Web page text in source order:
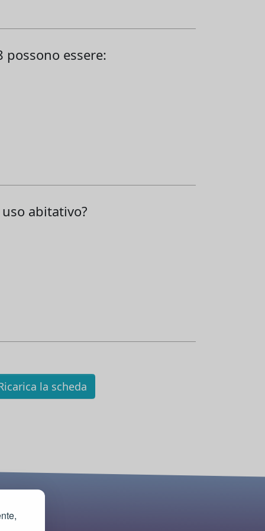
essere:
abitativo?
la scheda